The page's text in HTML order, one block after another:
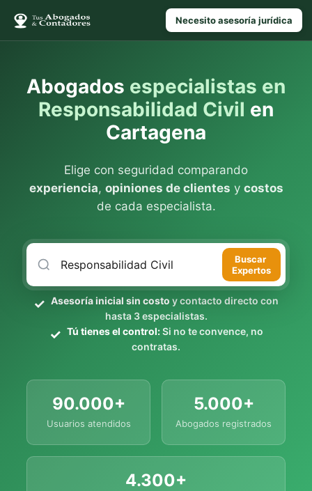
Necesito asesoría jurídica
Abogados especialistas en
Responsabilidad Civil en
Cartagena
Elige con seguridad comparando
experiencia, opiniones de clientes y costos
de cada especialista.
Buscar
Expertos
Asesoría inicial sin costo y contacto directo con
hasta 3 especialistas.
Tú tienes el control:Si no te convence, no
contratas.
90.000+
Usuarios atendidos
5.000+
Abogados registrados
4.300+